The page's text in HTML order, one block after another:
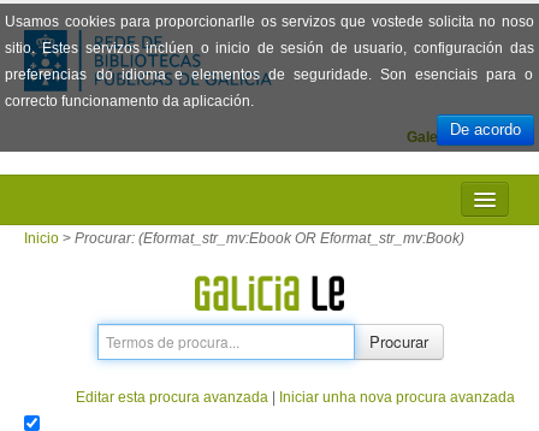
Usamos cookies para proporcionarlle os servizos que vostede solicita no noso
sitio. Estes servizos inclúen o inicio de sesión de usuario, configuración das
preferencias do idioma e elementos de seguridade. Son esenciais para o
correcto funcionamento da aplicación.
De acordo
Español
Galego
INICIO
PRÉSTAMO
Inicio > Procurar: (Eformat_str_mv:Ebook OR Eformat_str_mv:Book)
Procurar
Editar esta procura avanzada Iniciar unha nova procura avanzada